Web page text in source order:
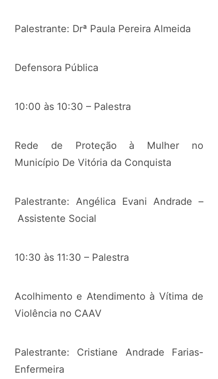
Palestrante: Drª Paula Pereira Almeida
Defensora Pública
10:00 às 10:30 – Palestra
Rede de Proteção à Mulher no
Município De Vitória da Conquista
Palestrante: Angélica Evani Andrade –
Assistente Social
10:30 às 11:30 – Palestra
Acolhimento e Atendimento à Vítima de
Violência no CAAV
Palestrante: Cristiane Andrade Farias-
Enfermeira